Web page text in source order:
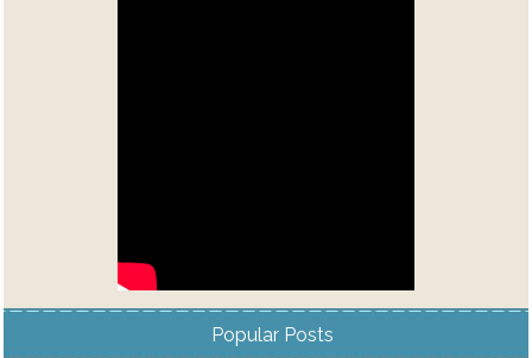
Popular Posts